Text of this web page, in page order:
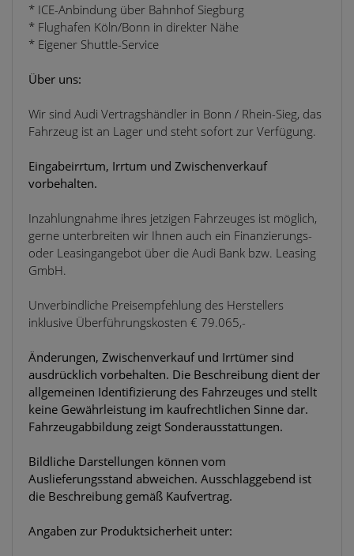
* ICE-Anbindung über Bahnhof Siegburg
* Flughafen Köln/Bonn in direkter Nähe
* Eigener Shuttle-Service
Über uns:
Wir sind Audi Vertragshändler in Bonn / Rhein-Sieg, das
Fahrzeug ist an Lager und steht sofort zur Verfügung.
Eingabeirrtum, Irrtum und Zwischenverkauf
vorbehalten.
Inzahlungnahme ihres jetzigen Fahrzeuges ist möglich,
gerne unterbreiten wir Ihnen auch ein Finanzierungs-
oder Leasingangebot über die Audi Bank bzw. Leasing
GmbH.
Unverbindliche Preisempfehlung des Herstellers
inklusive Überführungskosten € 79.065,-
Änderungen, Zwischenverkauf und Irrtümer sind
ausdrücklich vorbehalten. Die Beschreibung dient der
allgemeinen Identifizierung des Fahrzeuges und stellt
keine Gewährleistung im kaufrechtlichen Sinne dar.
Fahrzeugabbildung zeigt Sonderausstattungen.
Bildliche Darstellungen können vom
Auslieferungsstand abweichen. Ausschlaggebend ist
die Beschreibung gemäß Kaufvertrag.
Angaben zur Produktsicherheit unter: